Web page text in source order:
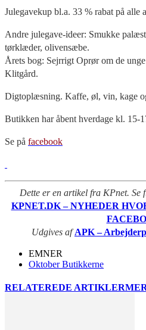
Julegavekup bl.a. 33 % rabat på alle
Andre julegave-ideer: Smukke
tørklæder, olivensæbe.
Årets bog: Sejrrigt Oprør om de
Klitgård.
Digtoplæsning. Kaffe, øl, vin, kage
Butikken har åbent hverdage kl. 15-
Se på facebook
Dette er en artikel fra KPnet. Se
KPNET.DK – NYHEDER
Udgives afAPK –
EMNER
Oktober Butikkerne
RELATEREDE ARTIKLER